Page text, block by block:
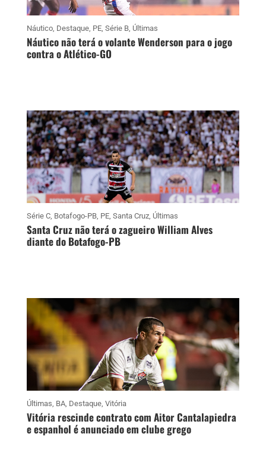
Náutico, Destaque, PE, Série B, Últimas
Náutico não terá o volante Wenderson para o jogo
contra o Atlético-GO
Série C, Botafogo-PB, PE, Santa Cruz, Últimas
Santa Cruz não terá o zagueiro William Alves
diante do Botafogo-PB
Últimas, BA, Destaque, Vitória
Vitória rescinde contrato com Aitor Cantalapiedra
e espanhol é anunciado em clube grego